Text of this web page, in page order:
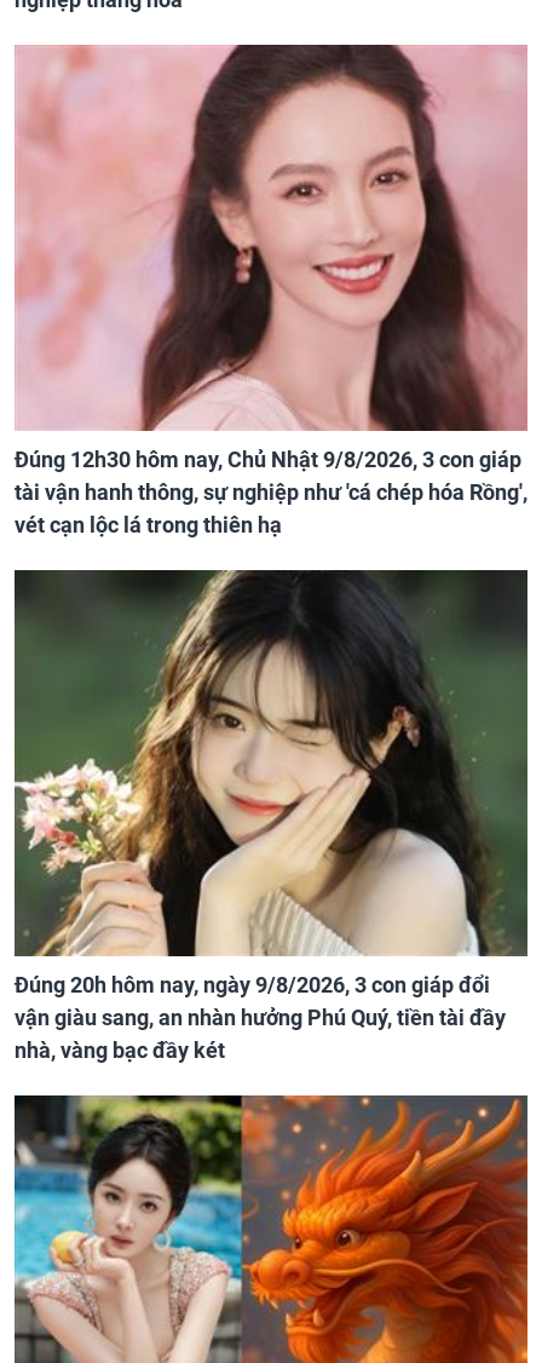
Đúng 12h30 hôm nay, Chủ Nhật 9/8/2026, 3 con giáp
tài vận hanh thông, sự nghiệp như 'cá chép hóa Rồng',
vét cạn lộc lá trong thiên hạ
Đúng 20h hôm nay, ngày 9/8/2026, 3 con giáp đổi
vận giàu sang, an nhàn hưởng Phú Quý, tiền tài đầy
nhà, vàng bạc đầy két